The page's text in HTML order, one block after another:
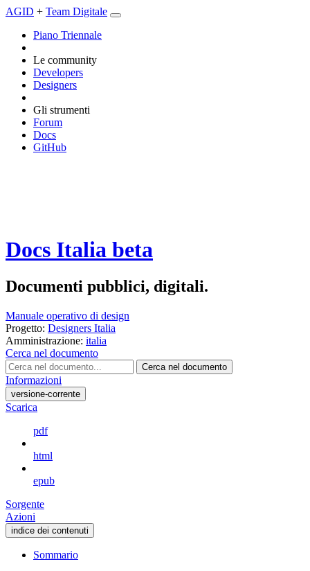
AGID + Team Digitale
Piano Triennale
Le community
Developers
Designers
Gli strumenti
Forum
Docs
GitHub
Docs Italia beta
Documenti pubblici, digitali.
Manuale operativo di design
Progetto: Designers Italia
Amministrazione: italia
Cerca nel documento
Cerca nel documento
Informazioni
versione-corrente
Scarica
pdf
html
epub
Sorgente
Azioni
indice dei contenuti
Sommario